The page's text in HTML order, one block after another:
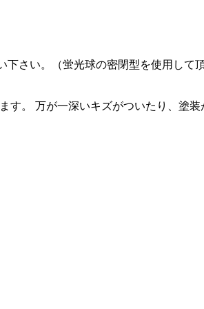
さい。（蛍光球の密閉型を使用して
す。 万が一深いキズがついたり、塗